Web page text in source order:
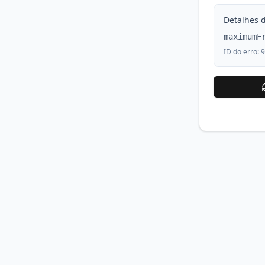
Detalhes
ID do erro: